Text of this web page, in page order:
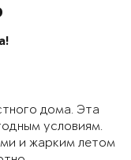
дома. Эта
условиям.
и жарким летом